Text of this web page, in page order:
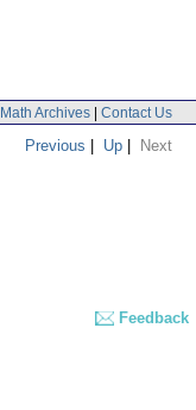
Math Archives | Contact Us
Previous | Up | Next
Feedback